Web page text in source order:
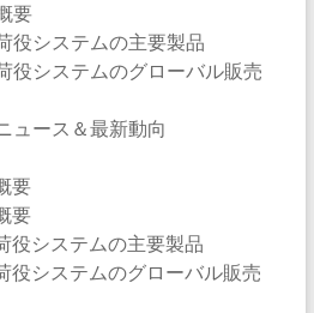
要
システムの主要製品
システムのグローバル販売
ース＆最新動向
要
要
システムの主要製品
システムのグローバル販売